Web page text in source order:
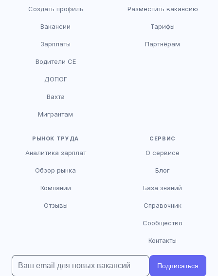
Создать профиль
Вакансии
Зарплаты
Водители CE
ДОПОГ
Вахта
Мигрантам
Разместить вакансию
Тарифы
Партнёрам
РЫНОК ТРУДА
Аналитика зарплат
Обзор рынка
Компании
Отзывы
СЕРВИС
О сервисе
Блог
База знаний
Справочник
Сообщество
Контакты
Подписаться
HR-консультант
Здравствуйте! Я AI-консультант DriveJob.
помочь?